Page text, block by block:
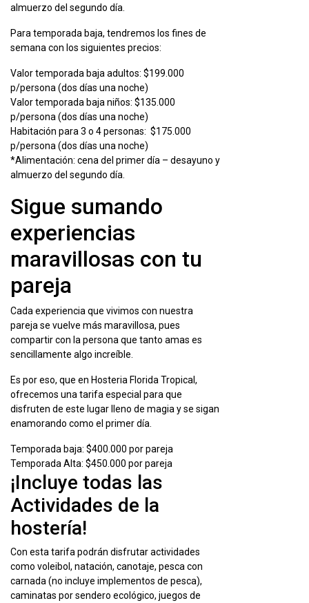
almuerzo del segundo día.
Para temporada baja, tendremos los fines de
semana con los siguientes precios:
Valor temporada baja adultos: $199.000
p/persona (dos días una noche)
Valor temporada baja niños: $135.000
p/persona (dos días una noche)
Habitación para 3 o 4 personas: $175.000
p/persona (dos días una noche)
*Alimentación: cena del primer día – desayuno y
almuerzo del segundo día.
Sigue sumando
experiencias
maravillosas con tu
pareja
Cada experiencia que vivimos con nuestra
pareja se vuelve más maravillosa, pues
compartir con la persona que tanto amas es
sencillamente algo increíble.
Es por eso, que en Hosteria Florida Tropical,
ofrecemos una tarifa especial para que
disfruten de este lugar lleno de magia y se sigan
enamorando como el primer día.
Temporada baja: $400.000 por pareja
Temporada Alta: $450.000 por pareja
¡Incluye todas las
Actividades de la
hostería!
Con esta tarifa podrán disfrutar actividades
como voleibol, natación, canotaje, pesca con
carnada (no incluye implementos de pesca),
caminatas por sendero ecológico, juegos de